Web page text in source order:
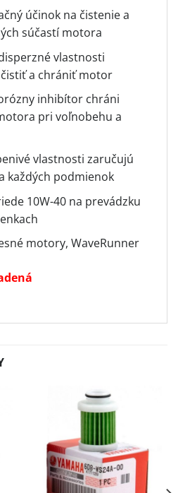
účinok na čistenie a
súčastí motora
vlastnosti
a chrániť motor
inhibítor chráni
pri voľnobehu a
vlastnosti zaručujú
každých podmienok
10W-40 na prevádzku
motory, WaveRunner